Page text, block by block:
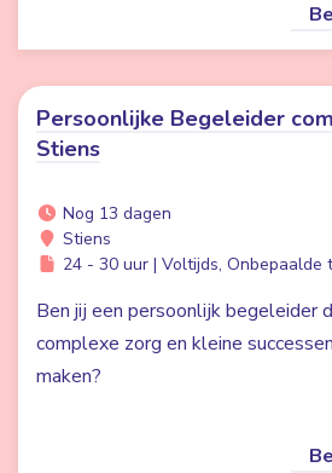
Persoonlijke Begeleider
Stiens
Nog 13 dagen
Stiens
24 - 30 uur | Voltijds, Onbepaalde
Ben jij een persoonlijk begeleider
complexe zorg en kleine
maken?